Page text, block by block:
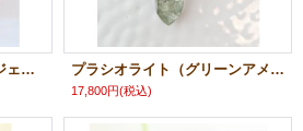
メタモルフォーゼス エンジェルハート ネックレス プラシオライト（グリーンアメジスト）ポイントと水晶クラスターのネックレス
17,800円(税込)